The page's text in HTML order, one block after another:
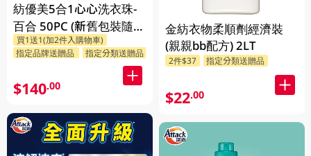
紡優美5合1心心洗衣珠-
百合 50PC (新舊包裝隨機
發送)
買1送1(加2件入購物車)
指定品牌送贈品
指定分類送贈品
$140.00
金紡衣物柔順劑經濟裝
(親親bb配方) 2LT
2件$37 指定分類送贈品
$22.00